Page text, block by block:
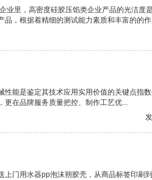
里，高密度硅胶压馅类企业产品的光洁度
，根据着精细的测试能力素质和丰富的的
能是鉴定其技术应用实用价值的关键点指
更在品牌服务质量把控、制作工艺优...
门用水器pp泡沫朔胶壳，从商品标签印刷